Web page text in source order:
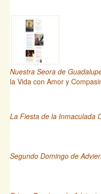
Nuestra Seora de
la Vida con Amor y
La Fiesta de la Inmaculada
Segundo Domingo de